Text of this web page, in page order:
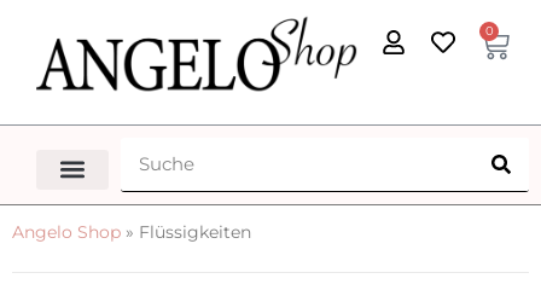
0
Angelo Shop » Flüssigkeiten